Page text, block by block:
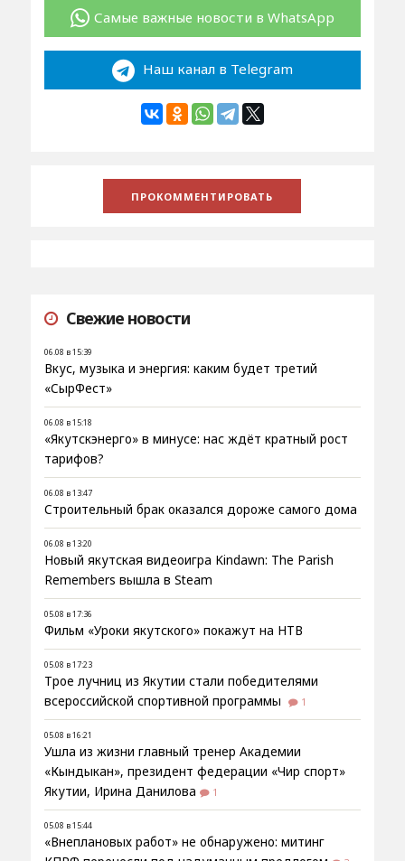
Самые важные новости в WhatsApp
Наш канал в Telegram
Свежие новости
06.08 в 15:39
Вкус, музыка и энергия: каким будет третий
«СырФест»
06.08 в 15:18
«Якутскэнерго» в минусе: нас ждёт кратный рост
тарифов?
06.08 в 13:47
Строительный брак оказался дороже самого дома
06.08 в 13:20
Новый якутская видеоигра Kindawn: The Parish
Remembers вышла в Steam
05.08 в 17:36
Фильм «Уроки якутского» покажут на НТВ
05.08 в 17:23
Трое лучниц из Якутии стали победителями
всероссийской спортивной программы
1
05.08 в 16:21
Ушла из жизни главный тренер Академии
«Кындыкан», президент федерации «Чир спорт»
Якутии, Ирина Данилова
1
05.08 в 15:44
«Внеплановых работ» не обнаружено: митинг